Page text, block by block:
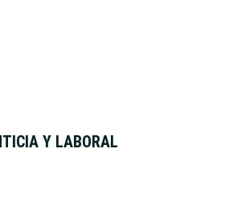
Y LABORAL